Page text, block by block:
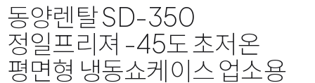
동양렌탈 SD-350
정일프리져 -45도 초저온
평면형 냉동쇼케이스 업소용